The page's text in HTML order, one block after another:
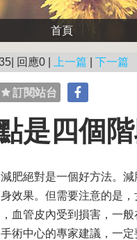
首頁
回應0 | 上一篇 下一篇
訂閱站台
是四個
肥絕對是一個好方法。
效果。但需要注意的是
血管皮內受到損害，一
術中心的專家建議，一